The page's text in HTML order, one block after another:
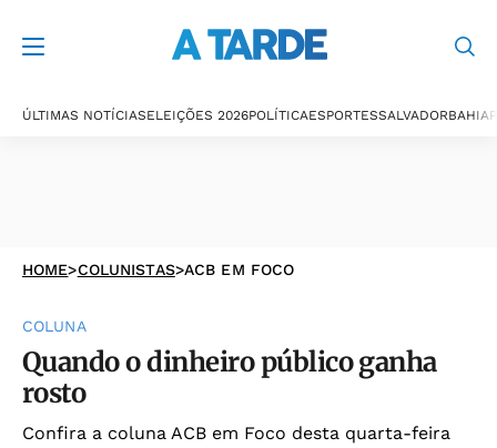
ÚLTIMAS NOTÍCIASELEIÇÕES 2026POLÍTICAESPORTESSALVADORBAHIA
HOME>COLUNISTAS>ACB EM FOCO
COLUNA
Quando o dinheiro público ganha
rosto
Confira a coluna ACB em Foco desta quarta-feira